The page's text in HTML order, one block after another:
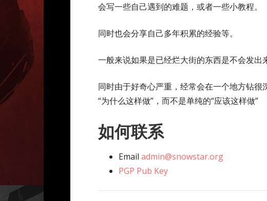
会写一些自己遇到的难题，或者一些小教程。
同时也会分享自己多年积累的经验等。
一般来说如果是已经烂大街的东西是不会发出
同时由于好奇心严重，经常会在一个地方钻
“为什么这样做”，而不是单纯的“应该这样做”
如何联系
Emailadmin@snowstar.org
PGP Pub Key